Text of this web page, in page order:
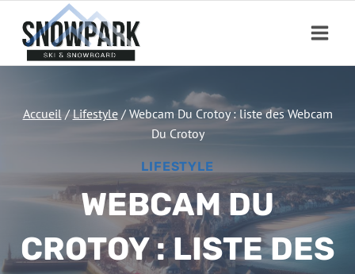
contenu
Accueil / Lifestyle / Webcam Du Crotoy : liste des Webcam
Du Crotoy
LIFESTYLE
WEBCAM DU
CROTOY : LISTE DES